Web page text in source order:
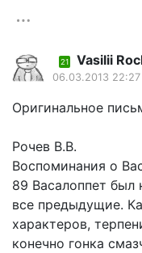
21 Vasilii
06.03.2013 22:27
Оригинальное
Рочев В.В.
Воспоминания о
89 Васалоппет
все предыдущие.
характеров,
конечно гонка